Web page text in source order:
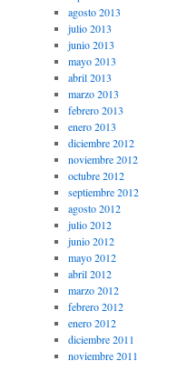
agosto 2013
julio 2013
junio 2013
mayo 2013
abril 2013
marzo 2013
febrero 2013
enero 2013
diciembre 2012
noviembre 2012
octubre 2012
septiembre 2012
agosto 2012
julio 2012
junio 2012
mayo 2012
abril 2012
marzo 2012
febrero 2012
enero 2012
diciembre 2011
noviembre 2011